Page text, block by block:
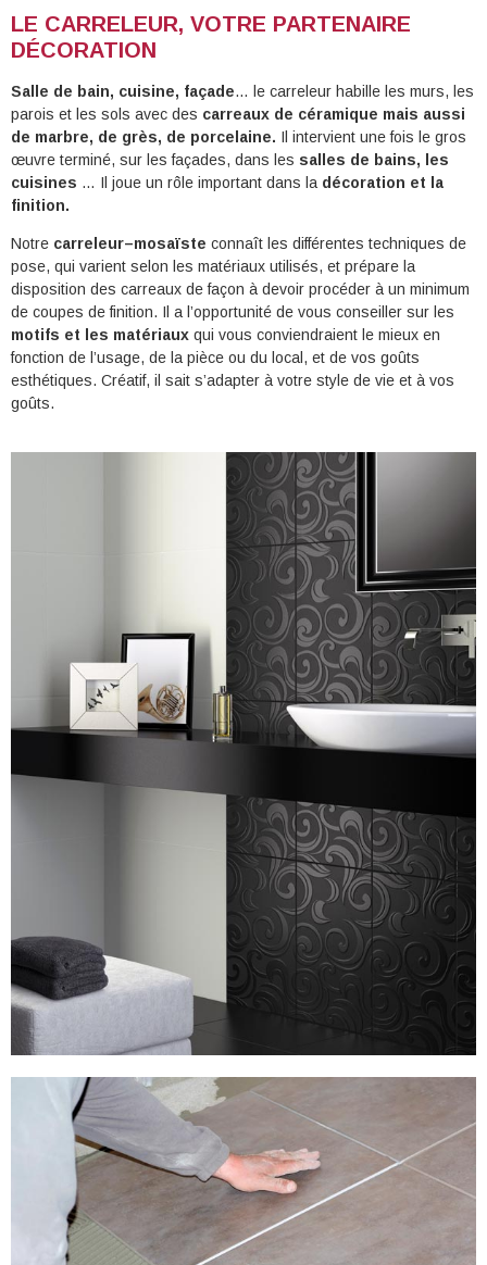
LE CARRELEUR, VOTRE PARTENAIRE
DÉCORATION
Salle de bain, cuisine, façade… le carreleur habille les murs, les
parois et les sols avec des carreaux de céramique mais aussi
de marbre, de grès, de porcelaine. Il intervient une fois le gros
œuvre terminé, sur les façades, dans les salles de bains, les
cuisines … Il joue un rôle important dans la décoration et la
finition.
Notre carreleur–mosaïste connaît les différentes techniques de
pose, qui varient selon les matériaux utilisés, et prépare la
disposition des carreaux de façon à devoir procéder à un minimum
de coupes de finition. Il a l’opportunité de vous conseiller sur les
motifs et les matériaux qui vous conviendraient le mieux en
fonction de l’usage, de la pièce ou du local, et de vos goûts
esthétiques. Créatif, il sait s’adapter à votre style de vie et à vos
goûts.